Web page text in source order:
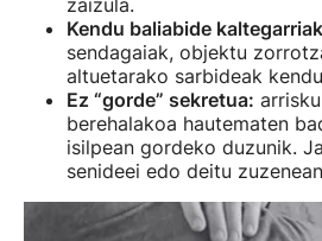
Kendu baliabide
sendagaiak, objektu
altuetarako sarbideak
Ez “gorde” sekretua:
berehalakoa hautematen
isilpean gordeko duzunik.
senideei edo deitu